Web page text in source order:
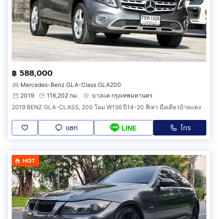
฿ 588,000
Mercedes-Benz GLA-Class GLA200
2019
116,202 กม.
บางแค กรุงเทพมหานคร
2019 BENZ GLA-CLASS, 200 โฉม W156 ปี14-20 สีเทา มือเดียวป้ายแดง
แชท LINE โทร
HOT